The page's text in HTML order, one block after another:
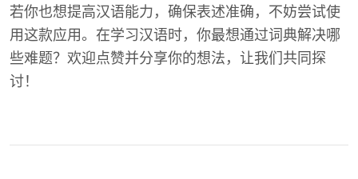
若你也想提高汉语能力，确保表述准确，不妨尝试使
用这款应用。在学习汉语时，你最想通过词典解决哪
些难题？欢迎点赞并分享你的想法，让我们共同探
讨！